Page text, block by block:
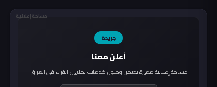
مساحة إعلانية
جريدة
أعلن معنا
مساحة إعلانية مميزة تضمن وصول خدماتك لملايين القراء في العراق.